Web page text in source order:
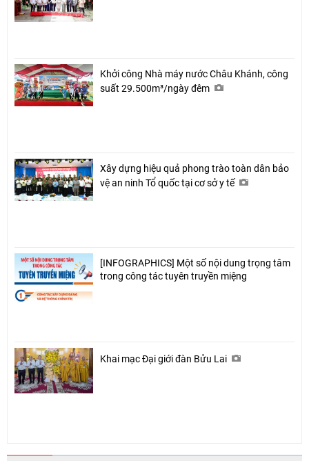
Khởi công Nhà máy nước Châu Khánh, công
suất 29.500m³/ngày đêm
Xây dựng hiệu quả phong trào toàn dân bảo
vệ an ninh Tổ quốc tại cơ sở y tế
[INFOGRAPHICS] Một số nội dung trọng tâm
trong công tác tuyên truyền miệng
Khai mạc Đại giới đàn Bửu Lai